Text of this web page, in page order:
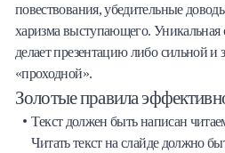
повествования, убедительные
харизма выступающего. Уникальная
делает презентацию либо сильной
«проходной».
Золотые правила
Текст должен быть написан
Читать текст на слайде должно